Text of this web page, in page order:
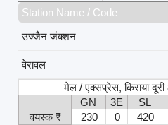
Station Name / Code
उज्जैन जंक्शन
वेरावल
मेल / एक्सप्रेस, किराया
GN
3E SL
वयस्क ₹
230 0 420